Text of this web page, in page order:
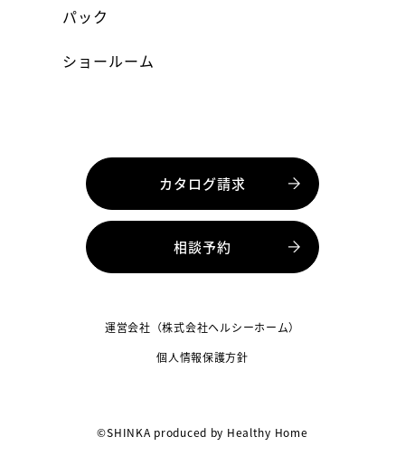
パック
ショールーム
カタログ請求
相談予約
運営会社（株式会社ヘルシーホーム）
個人情報保護方針
©SHINKA produced by Healthy Home